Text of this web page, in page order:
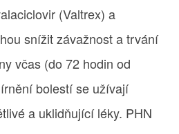
(Valtrex) a
snížit závažnost a trvání
včas (do 72 hodin od
bolestí se užívají
a uklidňující léky. PHN